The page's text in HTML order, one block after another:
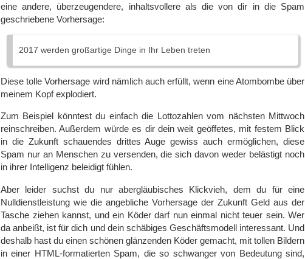
eine andere, überzeugendere, inhaltsvollere als die von dir in die Spam
geschriebene Vorhersage:
2017 werden großartige Dinge in Ihr Leben treten
Diese tolle Vorhersage wird nämlich auch erfüllt, wenn eine Atombombe über
meinem Kopf explodiert.
Zum Beispiel könntest du einfach die Lottozahlen vom nächsten Mittwoch
reinschreiben. Außerdem würde es dir dein weit geöffetes, mit festem Blick
in die Zukunft schauendes drittes Auge gewiss auch ermöglichen, diese
Spam nur an Menschen zu versenden, die sich davon weder belästigt noch
in ihrer Intelligenz beleidigt fühlen.
Aber leider suchst du nur abergläubisches Klickvieh, dem du für eine
Nulldienstleistung wie die angebliche Vorhersage der Zukunft Geld aus der
Tasche ziehen kannst, und ein Köder darf nun einmal nicht teuer sein. Wer
da anbeißt, ist für dich und dein schäbiges Geschäftsmodell interessant. Und
deshalb hast du einen schönen glänzenden Köder gemacht, mit tollen Bildern
in einer HTML-formatierten Spam, die so schwanger von Bedeutung sind,